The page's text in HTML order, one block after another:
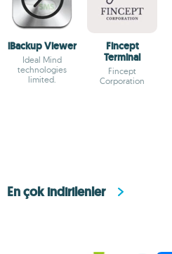
iBackup Viewer
Ideal Mind
technologies
limited.
Fincept
Terminal
Fincept
Corporation
En çok indirilenler